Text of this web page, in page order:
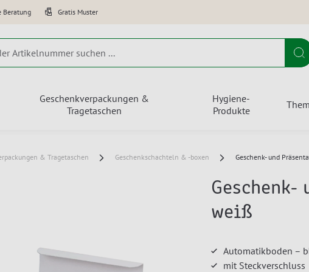
Beratung Gratis Muster
Geschenkverpackungen &
Tragetaschen
Hygiene-
Produkte
& Tragetaschen Geschenkschachteln & -boxen Geschenk- und
Geschenk-
weiß
Automatikboden –
mit Steckverschluss